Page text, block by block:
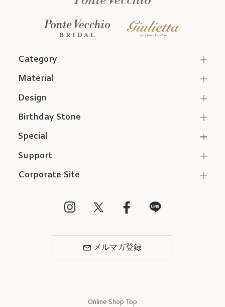
Category
Support
Corporate Site
メルマガ登録
Material
Design
Birthday Stone
Special
Online Shop Top